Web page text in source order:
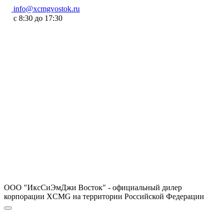
info@xcmgvostok.ru
с 8:30 до 17:30
ООО "ИксСиЭмДжи Восток" - официальный дилер
корпорации XCMG на территории Российской Федерации